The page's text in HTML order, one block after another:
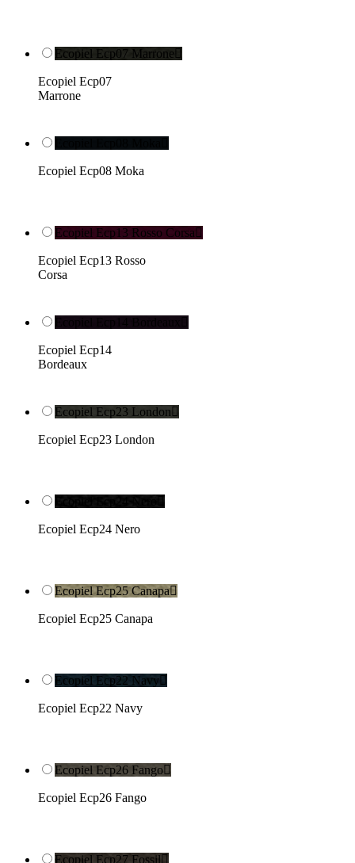
Ecopiel Ecp07 Marrone 
Ecopiel Ecp07
Marrone
Ecopiel Ecp08 Moka
Ecopiel Ecp13 Rosso Corsa
Ecopiel Ecp13 Rosso
Corsa
Ecopiel Ecp14
Bordeaux
Ecopiel Ecp23 London
Ecopiel Ecp23 London
Ecopiel Ecp24 Nero
Ecopiel Ecp24 Nero
Ecopiel Ecp25 Canapa
Ecopiel Ecp25 Canapa
Ecopiel Ecp22 Navy 
Ecopiel Ecp22 Navy
Ecopiel Ecp26 Fango
Ecopiel Ecp26 Fango
Ecopiel Ecp27 Fossil